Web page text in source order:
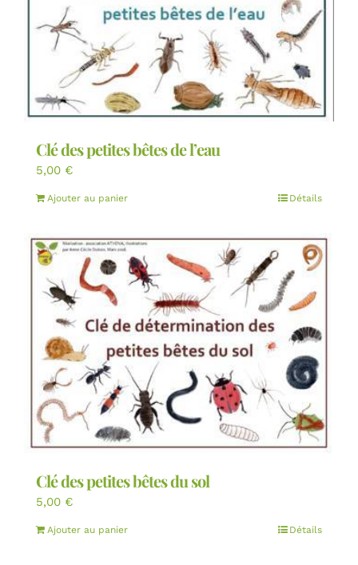
Clé des petites bêtes de l’eau
5,00 €
Ajouter au panier Détails
Clé des petites bêtes du sol
5,00 €
Ajouter au panier Détails